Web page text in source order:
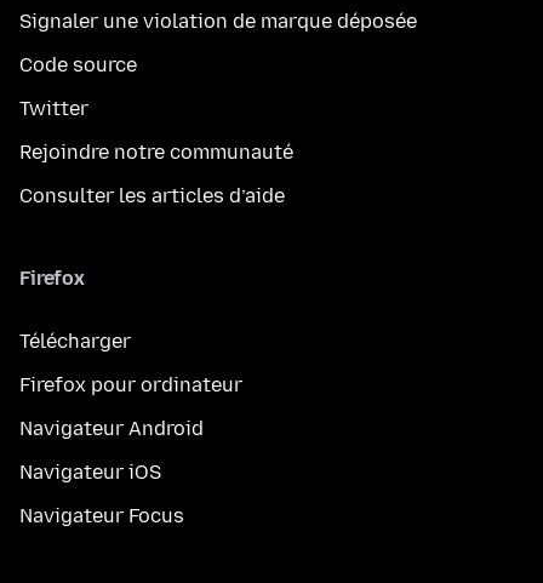
Signaler une violation de marque déposée
Code source
Twitter
Rejoindre notre communauté
Consulter les articles d’aide
Firefox
Télécharger
Firefox pour ordinateur
Navigateur Android
Navigateur iOS
Navigateur Focus